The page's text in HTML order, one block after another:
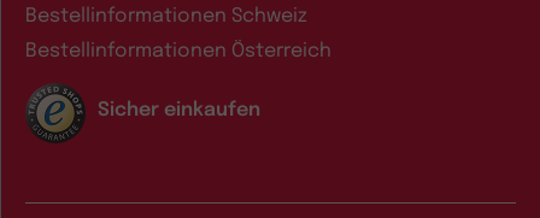
Bestellinformationen Schweiz
Bestellinformationen Österreich
Sicher einkaufen